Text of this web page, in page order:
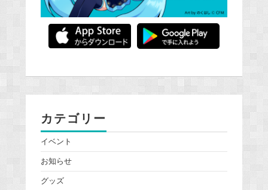
カテゴリー
イベント
お知らせ
グッズ